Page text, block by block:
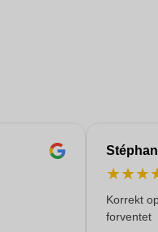
★★★
Korrekt
forventet